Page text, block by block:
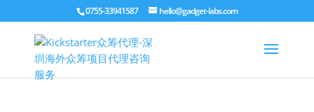
0755-33941587 hello@gadget-labs.com